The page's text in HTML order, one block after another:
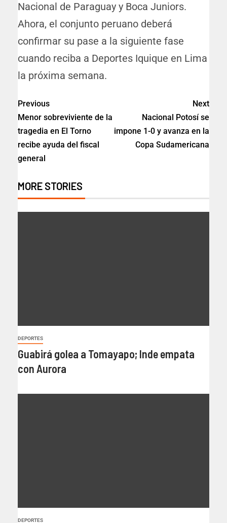
Nacional de Paraguay y Boca Juniors.
Ahora, el conjunto peruano deberá
confirmar su pase a la siguiente fase
cuando reciba a Deportes Iquique en Lima
la próxima semana.
Previous
Menor sobreviviente de la
tragedia en El Torno
recibe ayuda del fiscal
general
Next
Nacional Potosí se
impone 1-0 y avanza en la
Copa Sudamericana
MORE STORIES
DEPORTES
Guabirá golea a Tomayapo; Inde empata
con Aurora
DEPORTES